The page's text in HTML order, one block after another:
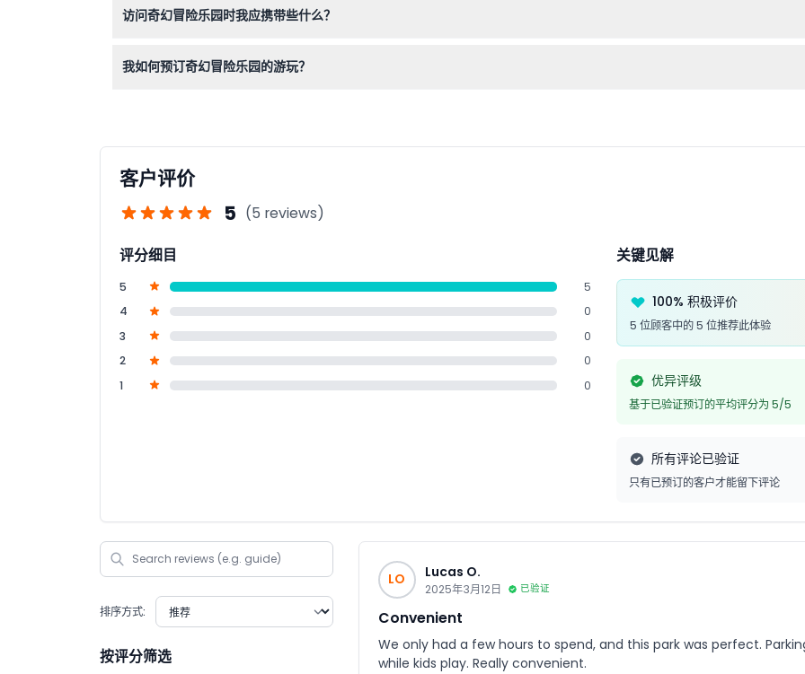
访问奇幻冒险乐园时我应携带些什么？
我如何预订奇幻冒险乐园的游玩？
客户评价
5 (5 reviews)
评分细目
5
5
4
0
3
0
2
0
1
0
关键见解
100% 积极评价
5 位顾客中的 5 位推荐此体验
优异评级
基于已验证预订的平均评分为 5/5
所有评论已验证
只有已预订的客户才能留下评论
排序方式:
按评分筛选
LO Lucas O.
2025年3月12日 已验证
Convenient
We only had a few hours to spend, and this park was perfect.
while kids play. Really convenient.